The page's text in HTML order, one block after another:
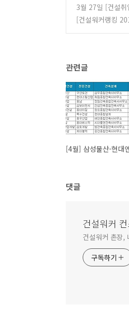
3월 27일 [건설취
[건설워커랭킹
관련글
댓글
건설워커
건설워커 촌장,
구독하기